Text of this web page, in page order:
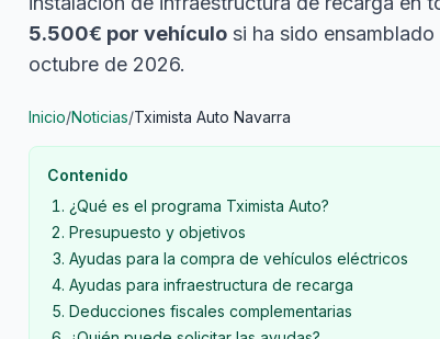
5.500€ por vehículo si ha sido
octubre de 2026.
Inicio/Noticias/Tximista Auto Navarra
Contenido
¿Qué es el programa Tximista Auto?
Presupuesto y objetivos
Ayudas para la compra de vehículos eléctricos
Ayudas para infraestructura de recarga
Deducciones fiscales complementarias